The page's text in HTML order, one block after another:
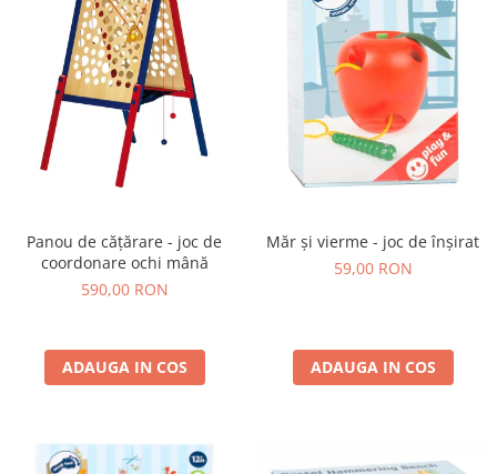
Panou de cățărare - joc de
coordonare ochi mână
590,00 RON
ADAUGA IN COS
Măr și vierme - joc de înșirat
59,00 RON
ADAUGA IN COS